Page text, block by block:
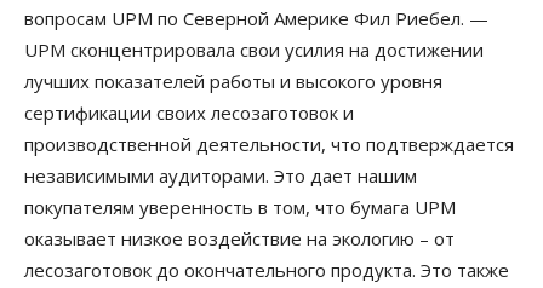
вопросам UPM по Северной Америке Фил Риебел. —
UPM сконцентрировала свои усилия на достижении
лучших показателей работы и высокого уровня
сертификации своих лесозаготовок и
производственной деятельности, что подтверждается
независимыми аудиторами. Это дает нашим
покупателям уверенность в том, что бумага UPM
оказывает низкое воздействие на экологию – от
лесозаготовок до окончательного продукта. Это также